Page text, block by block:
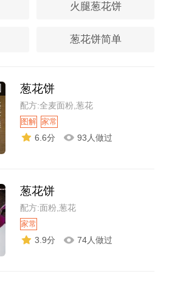
火腿葱花饼
葱花饼简单
葱花饼
配方:全麦面粉,葱花
图解 家常
6.6分 93人做过
葱花饼
配方:面粉,葱花
家常
3.9分 74人做过